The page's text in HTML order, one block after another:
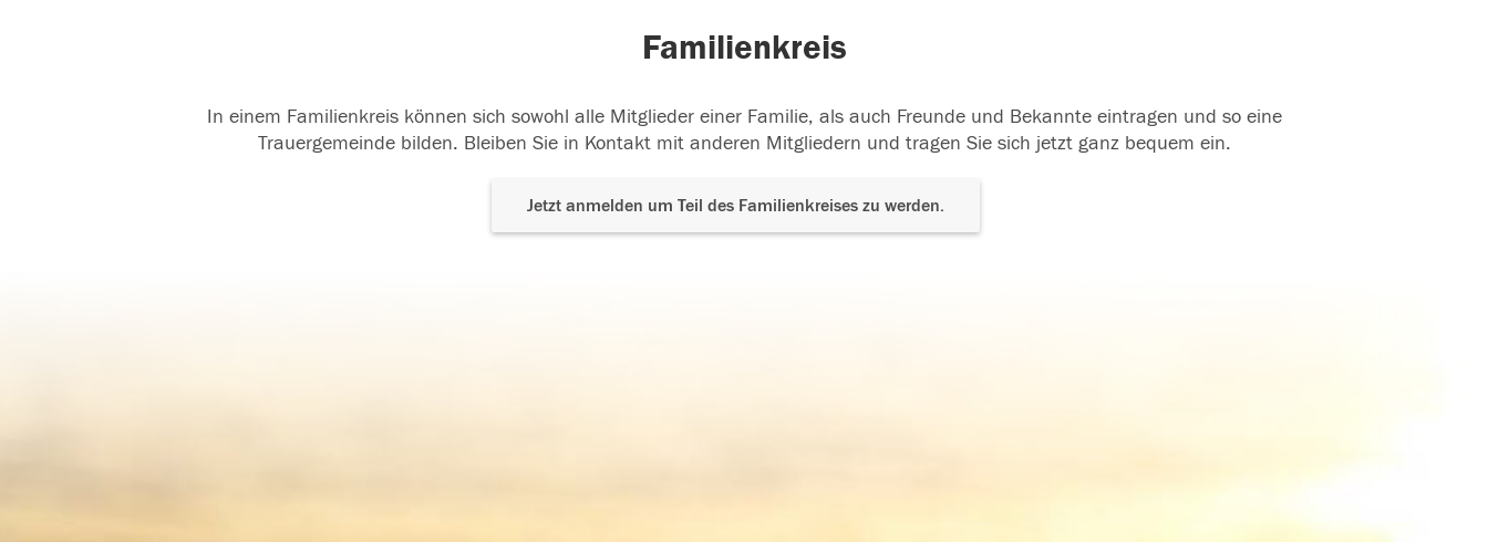
Familienkreis
In einem Familienkreis können sich sowohl alle Mitglieder einer Familie, als auch Freunde und Bekannte eintragen und so eine
Trauergemeinde bilden. Bleiben Sie in Kontakt mit anderen Mitgliedern und tragen Sie sich jetzt ganz bequem ein.
Jetzt anmelden um Teil des Familienkreises zu werden.